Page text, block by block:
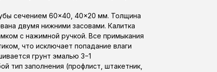
сечением 60×40, 40×20 мм. Толщина
двумя нижними засовами. Калитка
с нажимной ручкой. Все примыкания
что исключает попадание влаги
грунт эмалью 3−1
тип заполнения (профлист, штакетник,